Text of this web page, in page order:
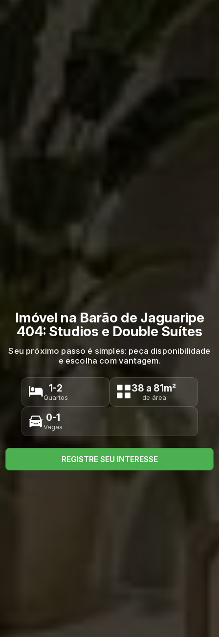
Imóvel na Barão de Jaguaripe
404: Studios e Double Suítes
Seu próximo passo é simples: peça disponibilidade
e escolha com vantagem.
1-2
Quartos
38 a 81m²
de área
0-1
Vagas
REGISTRE SEU INTERESSE